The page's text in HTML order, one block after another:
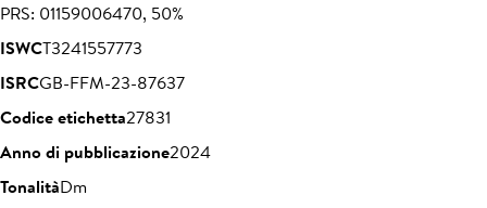
PRS: 01159006470, 50%
ISWCT3241557773
ISRCGB-FFM-23-87637
Codice etichetta27831
Anno di pubblicazione2024
TonalitàDm